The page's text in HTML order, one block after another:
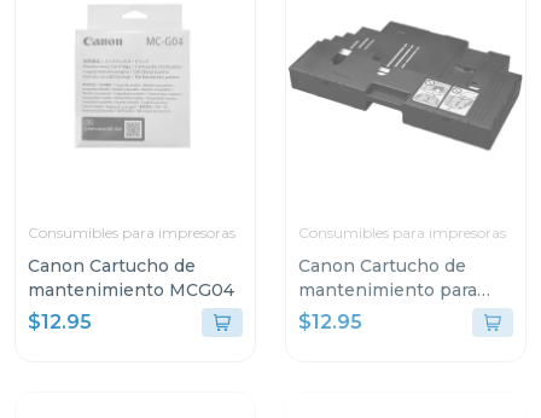
Consumibles para impresoras
Canon Cartucho de
mantenimiento MCG04
$12.95
Consumibles para impresoras
Canon Cartucho de
mantenimiento para
impresoras pixma
$12.95